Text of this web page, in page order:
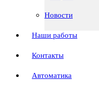
Новости
Наши работы
Контакты
Автоматика